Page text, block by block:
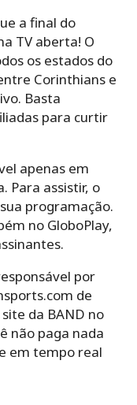
a final do
TV aberta! O
os estados do
Corinthians e
Basta
para curtir
apenas em
Para assistir, o
programação.
no GloboPlay,
por
de
da BAND no
não paga nada
em tempo real